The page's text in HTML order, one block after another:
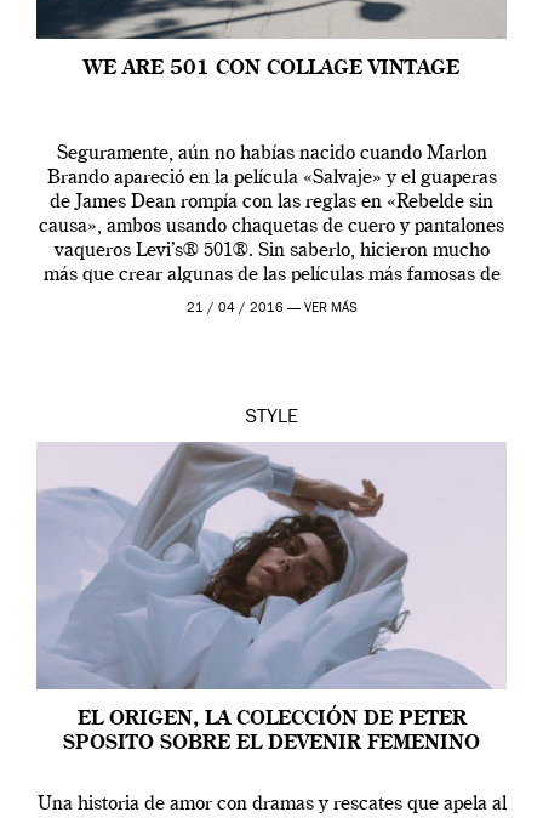
WE ARE 501 CON COLLAGE VINTAGE
Seguramente, aún no habías nacido cuando Marlon
Brando apareció en la película «Salvaje» y el guaperas
de James Dean rompía con las reglas en «Rebelde sin
causa», ambos usando chaquetas de cuero y pantalones
vaqueros Levi’s® 501®. Sin saberlo, hicieron mucho
más que crear algunas de las películas más famosas de
los años cincuenta… Marlon y […]
21 / 04 / 2016 — VER MÁS
STYLE
EL ORIGEN, LA COLECCIÓN DE PETER
SPOSITO SOBRE EL DEVENIR FEMENINO
Una historia de amor con dramas y rescates que apela al